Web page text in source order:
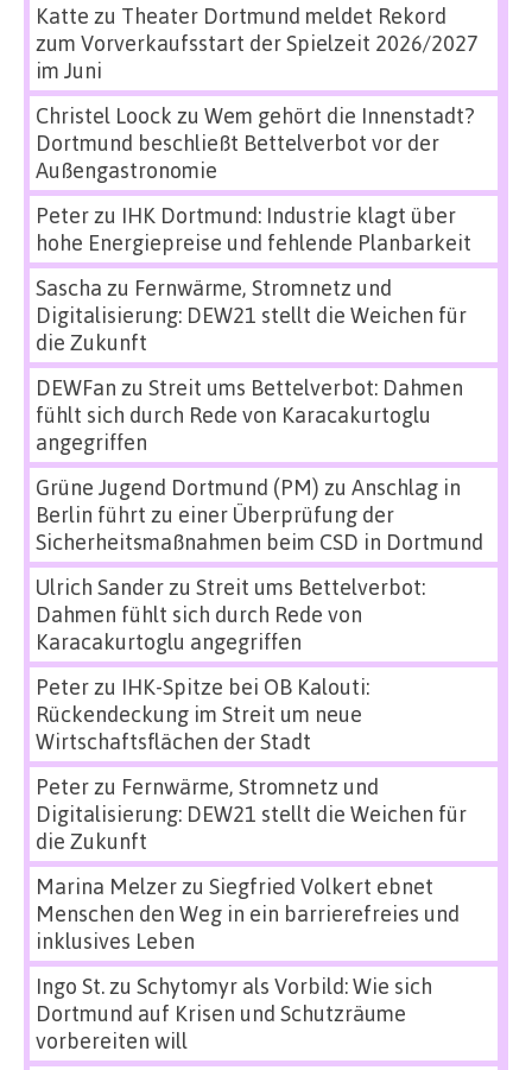
Katte zu Theater Dortmund meldet Rekord
zum Vorverkaufsstart der Spielzeit 2026/2027
im Juni
Christel Loock zu Wem gehört die Innenstadt?
Dortmund beschließt Bettelverbot vor der
Außengastronomie
Peterzu IHK Dortmund: Industrie klagt über
hohe Energiepreise und fehlende Planbarkeit
Sascha zu Fernwärme, Stromnetz und
Digitalisierung: DEW21 stellt die Weichen für
die Zukunft
DEWFan zu Streit ums Bettelverbot: Dahmen
fühlt sich durch Rede von Karacakurtoglu
angegriffen
Grüne Jugend Dortmund (PM) zu Anschlag in
Berlin führt zu einer Überprüfung der
Sicherheitsmaßnahmen beim CSD in Dortmund
Ulrich Sanderzu Streit ums Bettelverbot:
Dahmen fühlt sich durch Rede von
Karacakurtoglu angegriffen
Peterzu IHK-Spitze bei OB Kalouti:
Rückendeckung im Streit um neue
Wirtschaftsflächen der Stadt
Peterzu Fernwärme, Stromnetz und
Digitalisierung: DEW21 stellt die Weichen für
die Zukunft
Marina Melzerzu Siegfried Volkert ebnet
Menschen den Weg in ein barrierefreies und
inklusives Leben
Ingo St.zu Schytomyr als Vorbild: Wie sich
Dortmund auf Krisen und Schutzräume
vorbereiten will